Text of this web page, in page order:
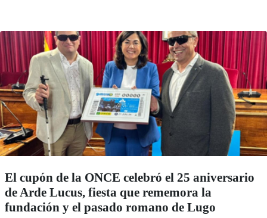
El cupón de la ONCE celebró el 25 aniversario
de Arde Lucus, fiesta que rememora la
fundación y el pasado romano de Lugo